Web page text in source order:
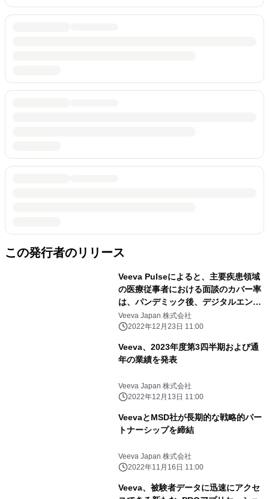
この発行者のリリース
Veeva Pulseによると、主要疾患領域
の医療従事者における面談のカバー率
は、パンデミック後、デジタルエンゲ
ージメントの活用により、約80％近く
に達していることが判明
Veeva Japan 株式会社
2022年12月23日 11:00
Veeva、2023年度第3四半期および通
年の業績を発表
Veeva Japan 株式会社
2022年12月13日 11:00
VeevaとMSD社が長期的な戦略的パー
トナーシップを締結
Veeva Japan 株式会社
2022年11月16日 11:00
Veeva、被験者データに迅速にアクセ